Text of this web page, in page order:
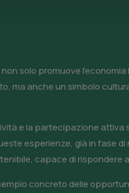
solo promuove
ma anche un simbolo
e la partecipazione
esperienze, già in fase
capace di rispondere
concreto delle